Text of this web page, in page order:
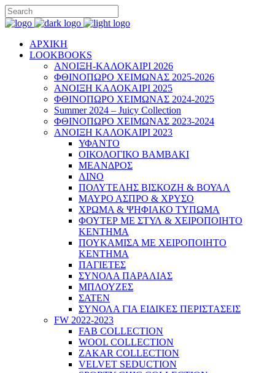
ΑΡΧΙΚΗ
LOOKBOOKS
ΑΝΟΙΞΗ-ΚΑΛΟΚΑΙΡΙ 2026
ΦΘΙΝΟΠΩΡΟ ΧΕΙΜΩΝΑΣ 2025-2026
ΑΝΟΙΞΗ ΚΑΛΟΚΑΙΡΙ 2025
ΦΘΙΝΟΠΩΡΟ ΧΕΙΜΩΝΑΣ 2024-2025
Summer 2024 – Juicy Collection
ΦΘΙΝΟΠΩΡΟ ΧΕΙΜΩΝΑΣ 2023-2024
ΑΝΟΙΞΗ ΚΑΛΟΚΑΙΡΙ 2023
ΥΦΑΝΤΟ
ΟΙΚΟΛΟΓΙΚΟ ΒΑΜΒΑΚΙ
ΜΕΑΝΔΡΟΣ
ΛΙΝΟ
ΠΟΛΥΤΕΛΗΣ ΒΙΣΚΟΖΗ & ΒΟΥΑΛ
ΜΑΥΡΟ ΑΣΠΡΟ & ΧΡΥΣΟ
ΧΡΩΜΑ & ΨΗΦΙΑΚΟ ΤΥΠΩΜΑ
ΦΟΥΤΕΡ ΜΕ ΣΤΥΛ & ΧΕΙΡΟΠΟΙΗΤΟ
ΚΕΝΤΗΜΑ
ΠΟΥΚΑΜΙΣΑ ΜΕ ΧΕΙΡΟΠΟΙΗΤΟ
ΚΕΝΤΗΜΑ
ΠΑΓΙΕΤΕΣ
ΣΥΝΟΛΑ ΠΑΡΑΛΙΑΣ
ΜΠΛΟΥΖΕΣ
ΣΑΤΕΝ
ΣΥΝΟΛΑ ΓΙΑ ΕΙΔΙΚΕΣ ΠΕΡΙΣΤΑΣΕΙΣ
FW 2022-2023
FAB COLLECTION
WOOL COLLECTION
ZAKAR COLLECTION
VELVET SEDUCTION